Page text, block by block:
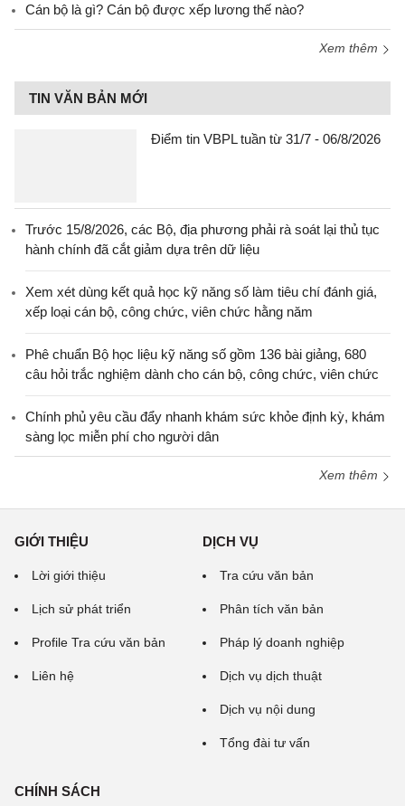
Cán bộ là gì? Cán bộ được xếp lương thế nào?
Xem thêm
TIN VĂN BẢN MỚI
Điểm tin VBPL tuần từ 31/7 - 06/8/2026
Trước 15/8/2026, các Bộ, địa phương phải rà soát lại thủ tục
hành chính đã cắt giảm dựa trên dữ liệu
Xem xét dùng kết quả học kỹ năng số làm tiêu chí đánh giá,
xếp loại cán bộ, công chức, viên chức hằng năm
Phê chuẩn Bộ học liệu kỹ năng số gồm 136 bài giảng, 680
câu hỏi trắc nghiệm dành cho cán bộ, công chức, viên chức
Chính phủ yêu cầu đẩy nhanh khám sức khỏe định kỳ, khám
sàng lọc miễn phí cho người dân
Xem thêm
GIỚI THIỆU
Lời giới thiệu
Lịch sử phát triển
Profile Tra cứu văn bản
Liên hệ
DỊCH VỤ
Tra cứu văn bản
Phân tích văn bản
Pháp lý doanh nghiệp
Dịch vụ dịch thuật
Dịch vụ nội dung
Tổng đài tư vấn
CHÍNH SÁCH